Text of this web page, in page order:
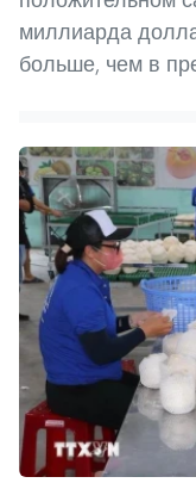
миллиарда
больше, чем в